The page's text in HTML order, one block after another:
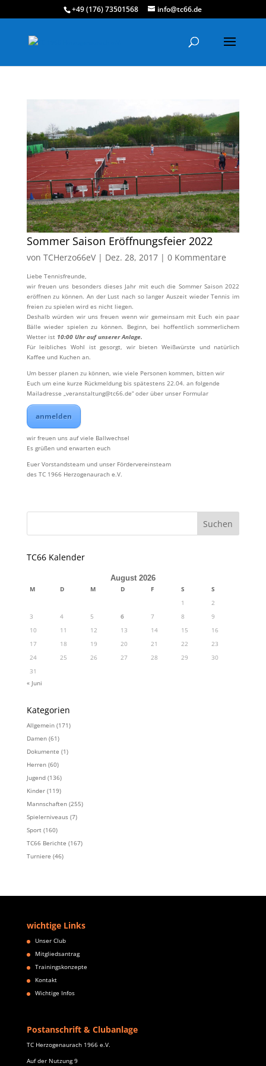
+49 (176) 73501568 info@tc66.de
Sommer Saison Eröffnungsfeier 2022
von TCHerzo66eV| Dez. 28, 2017| 0 Kommentare
Liebe Tennisfreunde,
wir freuen uns besonders dieses Jahr mit euch die Sommer Saison 2022
eröffnen zu können. An der Lust nach so langer Auszeit wieder Tennis im
freien zu spielen wird es nicht liegen.
Deshalb würden wir uns freuen wenn wir gemeinsam mit Euch ein paar
Bälle wieder spielen zu können. Beginn, bei hoffentlich sommerlichem
Wetter ist 10:00 Uhr auf unserer Anlage.
Für leibliches Wohl ist gesorgt, wir bieten Weißwürste und natürlich
Kaffee und Kuchen an.
Um besser planen zu können, wie viele Personen kommen, bitten wir
Euch um eine kurze Rückmeldung bis spätestens 22.04. an folgende
Mailadresse „veranstaltung@tc66.de“ oder über unser Formular
anmelden
wir freuen uns auf viele Ballwechsel
Es grüßen und erwarten euch
Euer Vorstandsteam und unser Fördervereinsteam
des TC 1966 Herzogenaurach e.V.
TC66 Kalender
August 2026
M D M D F S
S
1
2
3
4 5 6 7 8
9
10
11 12 13 14 15
16
17
18 19 20 21 22
23
24
25 26 27 28 29
30
31
« Juni
Kategorien
Allgemein(171)
Damen(61)
Dokumente (1)
Herren(60)
Jugend(136)
Kinder(119)
Mannschaften(255)
Spielerniveaus(7)
Sport(160)
TC66 Berichte (167)
Turniere (46)
wichtige Links
Unser Club
Mitgliedsantrag
Trainingskonzepte
Kontakt
Wichtige Infos
Postanschrift & Clubanlage
TC Herzogenaurach 1966 e.V.
Auf der Nutzung 9